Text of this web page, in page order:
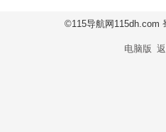
©115导航网115dh.com
电脑版